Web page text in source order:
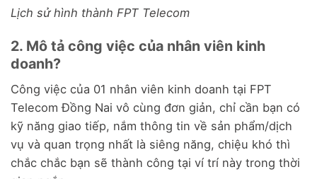
Lịch sử hình thành FPT Telecom
2. Mô tả công việc của nhân viên kinh
doanh?
Công việc của 01 nhân viên kinh doanh tại FPT
Telecom Đồng Nai vô cùng đơn giản, chỉ cần bạn có
kỹ năng giao tiếp, nắm thông tin về sản phẩm/dịch
vụ và quan trọng nhất là siêng năng, chiệu khó thì
chắc chắc bạn sẽ thành công tại ví trí này trong thời